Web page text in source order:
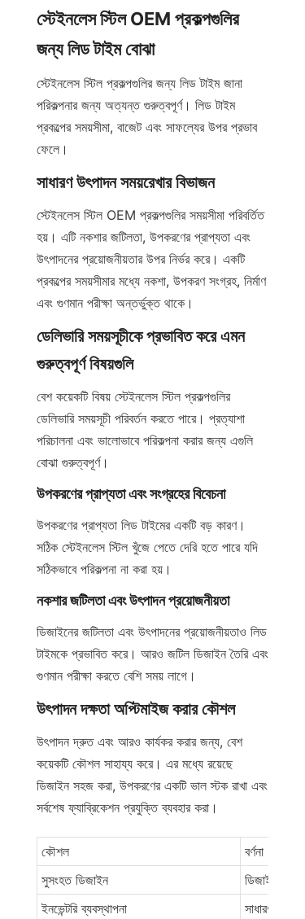
স্টেইনলেস স্টিল OEM প্রকল্পগুলির
জন্য লিড টাইম বোঝা
স্টেইনলেস স্টিল প্রকল্পগুলির জন্য লিড টাইম জানা
পরিকল্পনার জন্য অত্যন্ত গুরুত্বপূর্ণ। লিড টাইম
প্রকল্পের সময়সীমা, বাজেট এবং সাফল্যের উপর প্রভাব
ফেলে।
সাধারণ উৎপাদন সময়রেখার বিভাজন
স্টেইনলেস স্টিল OEM প্রকল্পগুলির সময়সীমা পরিবর্তিত
হয়। এটি নকশার জটিলতা, উপকরণের প্রাপ্যতা এবং
উৎপাদনের প্রয়োজনীয়তার উপর নির্ভর করে। একটি
প্রকল্পের সময়সীমার মধ্যে নকশা, উপকরণ সংগ্রহ, নির্মাণ
এবং গুণমান পরীক্ষা অন্তর্ভুক্ত থাকে।
ডেলিভারি সময়সূচীকে প্রভাবিত করে এমন
গুরুত্বপূর্ণ বিষয়গুলি
বেশ কয়েকটি বিষয় স্টেইনলেস স্টিল প্রকল্পগুলির
ডেলিভারি সময়সূচী পরিবর্তন করতে পারে। প্রত্যাশা
পরিচালনা এবং ভালোভাবে পরিকল্পনা করার জন্য এগুলি
বোঝা গুরুত্বপূর্ণ।
উপকরণের প্রাপ্যতা এবং সংগ্রহের বিবেচনা
উপকরণের প্রাপ্যতা লিড টাইমের একটি বড় কারণ।
সঠিক স্টেইনলেস স্টিল খুঁজে পেতে দেরি হতে পারে যদি
সঠিকভাবে পরিকল্পনা না করা হয়।
নকশার জটিলতা এবং উৎপাদন প্রয়োজনীয়তা
ডিজাইনের জটিলতা এবং উৎপাদনের প্রয়োজনীয়তাও লিড
টাইমকে প্রভাবিত করে। আরও জটিল ডিজাইন তৈরি এবং
গুণমান পরীক্ষা করতে বেশি সময় লাগে।
উৎপাদন দক্ষতা অপ্টিমাইজ করার কৌশল
উৎপাদন দ্রুত এবং আরও কার্যকর করার জন্য, বেশ
কয়েকটি কৌশল সাহায্য করে। এর মধ্যে রয়েছে
ডিজাইন সহজ করা, উপকরণের একটি ভাল স্টক রাখা এবং
সর্বশেষ ফ্যাব্রিকেশন প্রযুক্তি ব্যবহার করা।
কৌশল
বর্ণনা
সুসংহত ডিজাইন
ডিজাইনের
ইনভেন্টরি ব্যবস্থাপনা
সাধারণ